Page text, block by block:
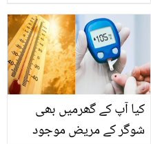
کی اداکاراؤں کو نخرے
کرنے پر کھری کھری سنا دی
کیا آپ کے گھرمیں بھی
شوگر کے مریض موجود